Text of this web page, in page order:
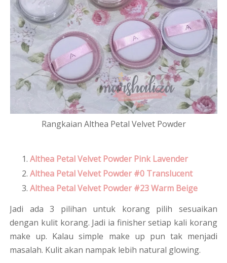
Rangkaian Althea Petal Velvet Powder
Althea Petal Velvet Powder Pink Lavender
Althea Petal Velvet Powder #0 Translucent
Althea Petal Velvet Powder #23 Warm Beige
Jadi ada 3 pilihan untuk korang pilih sesuaikan
dengan kulit korang. Jadi ia finisher setiap kali korang
make up. Kalau simple make up pun tak menjadi
masalah. Kulit akan nampak lebih natural glowing.